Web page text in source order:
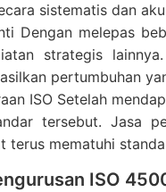
sistematis dan
Dengan melepas
strategis
pertumbuhan
ISO Setelah
tersebut. Jasa
terus mematuhi
ISO